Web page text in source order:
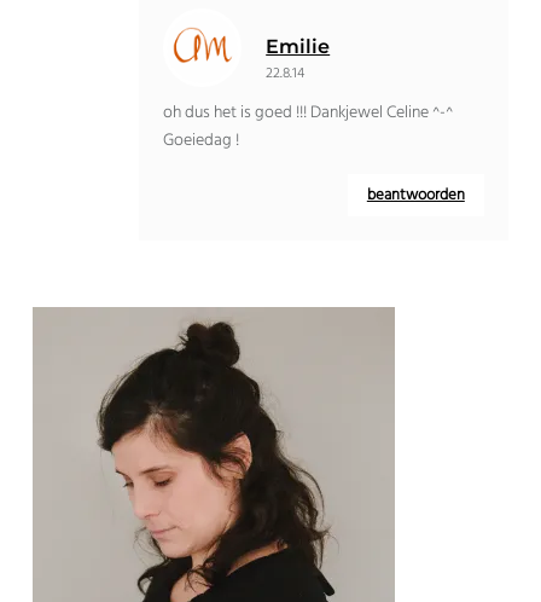
Emilie
22.8.14
oh dus het is goed !!! Dankjewel Celine ^-^
Goeiedag !
beantwoorden